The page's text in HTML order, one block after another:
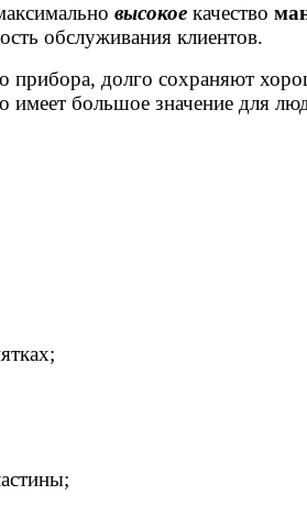
высокое качество
обслуживания клиентов.
прибора, долго сохраняют
имеет большое значение для